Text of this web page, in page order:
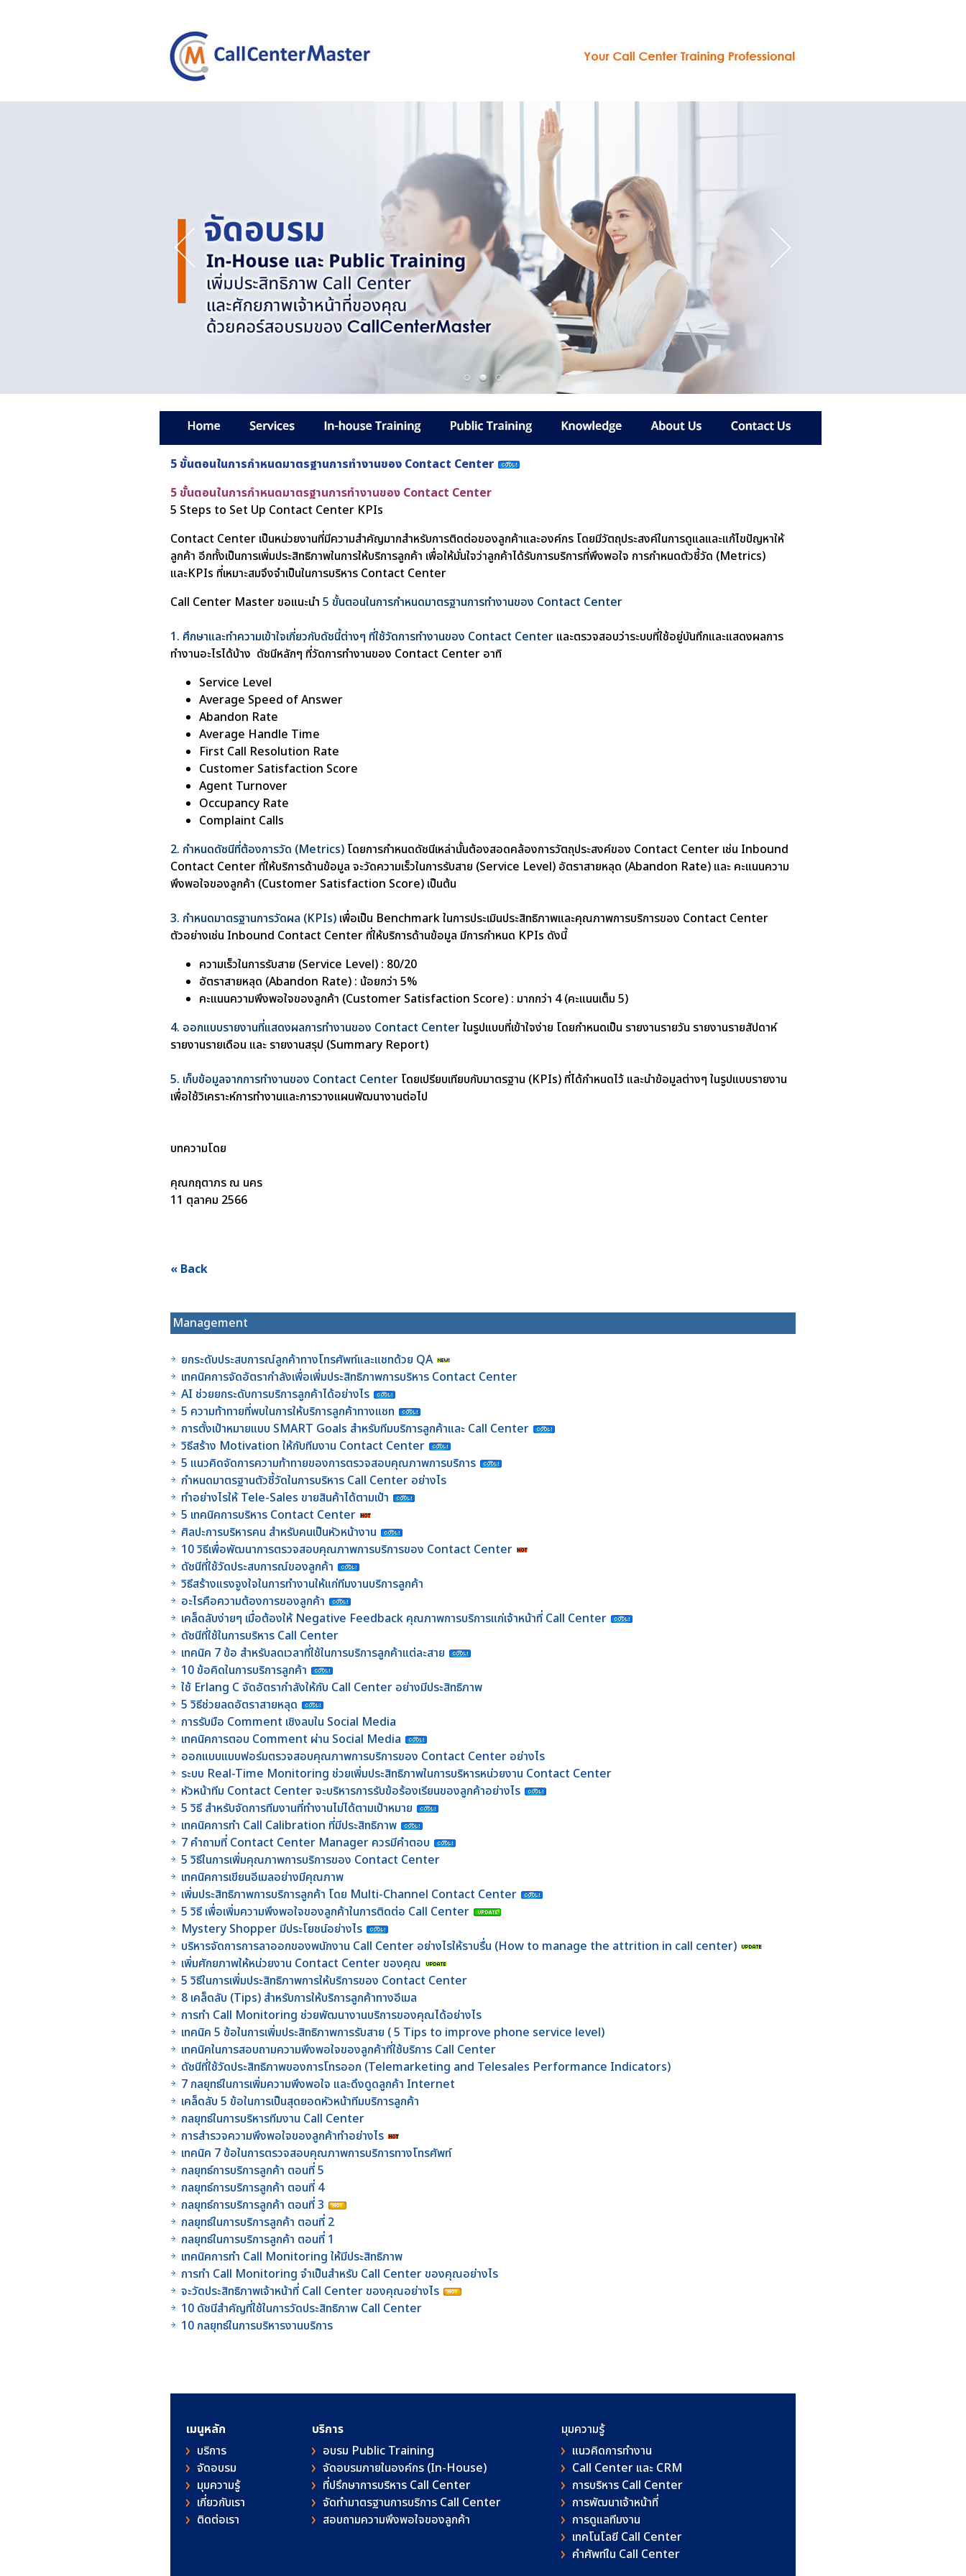
5 ขั้นตอนในการกำหนดมาตรฐานการทำงานของ Contact Center
5 ขั้นตอนในการกำหนดมาตรฐานการทำงานของ Contact Center
5 Steps to Set Up Contact Center KPIs
Contact Center เป็นหน่วยงานที่มีความสำคัญมากสำหรับการติดต่อของลูกค้าและองค์กร โดยมีวัตถุประสงค์ในการดูแลและแก้ไขปัญหาให้
ลูกค้า อีกทั้งเป็นการเพิ่มประสิทธิภาพในการให้บริการลูกค้า เพื่อให้มั่นใจว่าลูกค้าได้รับการบริการที่พึงพอใจ การกำหนดตัวชี้วัด (Metrics)
และKPIs ที่เหมาะสมจึงจำเป็นในการบริหาร Contact Center
Call Center Master ขอแนะนำ 5 ขั้นตอนในการกำหนดมาตรฐานการทำงานของ Contact Center
1. ศึกษาและทำความเข้าใจเกี่ยวกับดัชนี้ต่างๆ ที่ใช้วัดการทำงานของ Contact Center และตรวจสอบว่าระบบที่ใช้อยู่บันทึกและแสดงผลการ
ทำงานอะไรได้บ้าง ดัชนีหลักๆ ที่วัดการทำงานของ Contact Center อาทิ
Service Level
Average Speed of Answer
Abandon Rate
Average Handle Time
First Call Resolution Rate
Customer Satisfaction Score
Agent Turnover
Occupancy Rate
Complaint Calls
2. กำหนดดัชนีที่ต้องการวัด (Metrics) โดยการกำหนดดัชนีเหล่านั้นต้องสอดคล้องการวัตถุประสงค์ของ Contact Center เช่น Inbound
Contact Center ที่ให้บริการด้านข้อมูล จะวัดความเร็วในการรับสาย (Service Level) อัตราสายหลุด (Abandon Rate) และ คะแนนความ
พึงพอใจของลูกค้า (Customer Satisfaction Score) เป็นต้น
3. กำหนดมาตรฐานการวัดผล (KPIs) เพื่อเป็น Benchmark ในการประเมินประสิทธิภาพและคุณภาพการบริการของ Contact Center
ตัวอย่างเช่น Inbound Contact Center ที่ให้บริการด้านข้อมูล มีการกำหนด KPIs ดังนี้
ความเร็วในการรับสาย (Service Level) : 80/20
อัตราสายหลุด (Abandon Rate) : น้อยกว่า 5%
คะแนนความพึงพอใจของลูกค้า (Customer Satisfaction Score) : มากกว่า 4 (คะแนนเต็ม 5)
4. ออกแบบรายงานที่แสดงผลการทำงานของ Contact Centerในรูปแบบที่เข้าใจง่าย โดยกำหนดเป็น รายงานรายวัน รายงานรายสัปดาห์
รายงานรายเดือน และ รายงานสรุป (Summary Report)
5. เก็บข้อมูลจากการทำงานของ Contact Center โดยเปรียบเทียบกับมาตรฐาน (KPIs) ที่ได้กำหนดไว้ และนำข้อมูลต่างๆ ในรูปแบบรายงาน
เพื่อใช้วิเคราะห์การทำงานและการวางแผนพัฒนางานต่อไป
บทความโดย
คุณกฤตาภร ณ นคร
11 ตุลาคม 2566
« Back
Management
ยกระดับประสบการณ์ลูกค้าทางโทรศัพท์และแชทด้วย QA
เทคนิคการจัดอัตรากำลังเพื่อเพิ่มประสิทธิภาพการบริหาร Contact Center
AI ช่วยยกระดับการบริการลูกค้าได้อย่างไร
5 ความท้าทายที่พบในการให้บริการลูกค้าทางแชท
การตั้งเป้าหมายแบบ SMART Goals สำหรับทีมบริการลูกค้าและ Call Center
วิธีสร้าง Motivation ให้กับทีมงาน Contact Center
5 แนวคิดจัดการความท้าทายของการตรวจสอบคุณภาพการบริการ
กำหนดมาตรฐานตัวชี้วัดในการบริหาร Call Center อย่างไร
ทำอย่างไรให้ Tele-Sales ขายสินค้าได้ตามเป้า
5 เทคนิคการบริหาร Contact Center
ศิลปะการบริหารคน สำหรับคนเป็นหัวหน้างาน
10 วิธีเพื่อพัฒนาการตรวจสอบคุณภาพการบริการของ Contact Center
ดัชนีที่ใช้วัดประสบการณ์ของลูกค้า
วิธีสร้างแรงจูงใจในการทำงานให้แก่ทีมงานบริการลูกค้า
อะไรคือความต้องการของลูกค้า
เคล็ดลับง่ายๆ เมื่อต้องให้ Negative Feedback คุณภาพการบริการแก่เจ้าหน้าที่ Call Center
ดัชนีที่ใช้ในการบริหาร Call Center
เทคนิค 7 ข้อ สำหรับลดเวลาที่ใช้ในการบริการลูกค้าแต่ละสาย
10 ข้อคิดในการบริการลูกค้า
ใช้ Erlang C จัดอัตรากำลังให้กับ Call Center อย่างมีประสิทธิภาพ
5 วิธีช่วยลดอัตราสายหลุด
การรับมือ Comment เชิงลบใน Social Media
เทคนิคการตอบ Comment ผ่าน Social Media
ออกแบบแบบฟอร์มตรวจสอบคุณภาพการบริการของ Contact Center อย่างไร
ระบบ Real-Time Monitoring ช่วยเพิ่มประสิทธิภาพในการบริหารหน่วยงาน Contact Center
หัวหน้าทีม Contact Center จะบริหารการรับข้อร้องเรียนของลูกค้าอย่างไร
5 วิธี สำหรับจัดการทีมงานที่ทำงานไม่ได้ตามเป้าหมาย
เทคนิคการทำ Call Calibration ที่มีประสิทธิภาพ
7 คำถามที่ Contact Center Manager ควรมีคำตอบ
5 วิธีในการเพิ่มคุณภาพการบริการของ Contact Center
เทคนิคการเขียนอีเมลอย่างมีคุณภาพ
เพิ่มประสิทธิภาพการบริการลูกค้า โดย Multi-Channel Contact Center
5 วิธี เพื่อเพิ่มความพึงพอใจของลูกค้าในการติดต่อ Call Center
Mystery Shopper มีประโยชน์อย่างไร
บริหารจัดการการลาออกของพนักงาน Call Center อย่างไรให้ราบรื่น (How to manage the attrition in call center)
เพิ่มศักยภาพให้หน่วยงาน Contact Center ของคุณ
5 วิธีในการเพิ่มประสิทธิภาพการให้บริการของ Contact Center
8 เคล็ดลับ (Tips) สำหรับการให้บริการลูกค้าทางอีเมล
การทำ Call Monitoring ช่วยพัฒนางานบริการของคุณได้อย่างไร
เทคนิค 5 ข้อในการเพิ่มประสิทธิภาพการรับสาย ( 5 Tips to improve phone service level)
เทคนิคในการสอบถามความพึงพอใจของลูกค้าที่ใช้บริการ Call Center
ดัชนีที่ใช้วัดประสิทธิภาพของการโทรออก (Telemarketing and Telesales Performance Indicators)
7 กลยุทธ์ในการเพิ่มความพึงพอใจ และดึงดูดลูกค้า Internet
เคล็ดลับ 5 ข้อในการเป็นสุดยอดหัวหน้าทีมบริการลูกค้า
กลยุทธ์ในการบริหารทีมงาน Call Center
การสำรวจความพึงพอใจของลูกค้าทำอย่างไร
เทคนิค 7 ข้อในการตรวจสอบคุณภาพการบริการทางโทรศัพท์
กลยุทธ์การบริการลูกค้า ตอนที่ 5
กลยุทธ์การบริการลูกค้า ตอนที่ 4
กลยุทธ์การบริการลูกค้า ตอนที่ 3
กลยุทธ์ในการบริการลูกค้า ตอนที่ 2
กลยุทธ์ในการบริการลูกค้า ตอนที่ 1
เทคนิคการทำ Call Monitoring ให้มีประสิทธิภาพ
การทำ Call Monitoring จำเป็นสำหรับ Call Center ของคุณอย่างไร
จะวัดประสิทธิภาพเจ้าหน้าที่ Call Center ของคุณอย่างไร
10 ดัชนีสำคัญที่ใช้ในการวัดประสิทธิภาพ Call Center
10 กลยุทธ์ในการบริหารงานบริการ
เมนูหลัก
บริการ
จัดอบรม
มุมความรู้
เกี่ยวกับเรา
ติดต่อเรา
บริการ
อบรม Public Training
จัดอบรมภายในองค์กร (In-House)
ที่ปรึกษาการบริหาร Call Center
จัดทำมาตรฐานการบริการ Call Center
สอบถามความพึงพอใจของลูกค้า
มุมความรู้
แนวคิดการทำงาน
Call Center และ CRM
การบริหาร Call Center
การพัฒนาเจ้าหน้าที่
การดูแลทีมงาน
เทคโนโลยี Call Center
คําศัพท์ใน Call Center